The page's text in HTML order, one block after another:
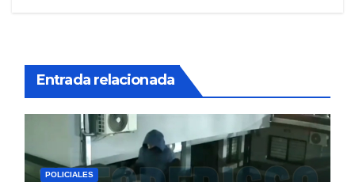
Entrada relacionada
POLICIALES